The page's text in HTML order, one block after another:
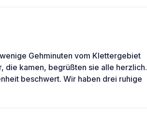
Gehminuten vom Klettergebiet
die kamen, begrüßten sie alle herzlich.
beschwert. Wir haben drei ruhige